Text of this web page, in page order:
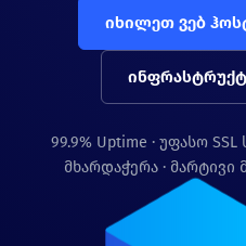
იხილეთ ვებ
99.9% Uptime · უფასო
მხარდაჭერა · მარტივი